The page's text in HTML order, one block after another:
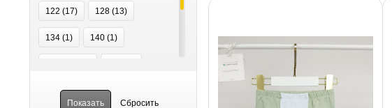
122 (17) 128 (13)
134 (1 ) 140 (1 )
152 (2) 158 (2